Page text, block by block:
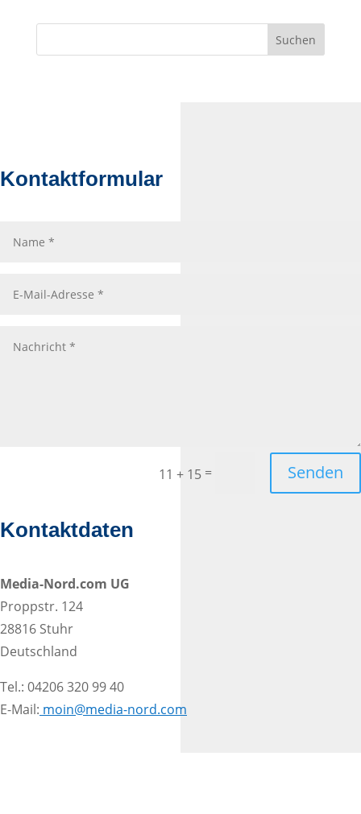
Suchen
Kontaktformular
11 + 15 = Senden
Kontaktdaten
Media-Nord.com UG
Proppstr. 124
28816 Stuhr
Deutschland
Tel.: 04206 320 99 40
E-Mail: moin@media-nord.com